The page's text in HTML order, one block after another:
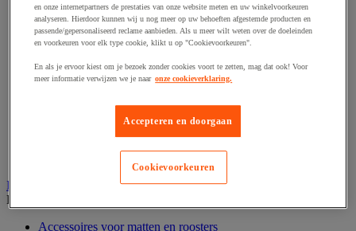
Doorschuifstelling en doorrolstelling
Draagarmstelling voor lange lasten
Entresol voor magazijn
Middelzware stelling
Stelling voor detail- en groothandel
Stellingen voor de automobielindustrie
Industriële mat, tegel en rooster
Bekijk de hele productgroep
Accessoires voor matten en roosters
en onze internetpartners de prestaties van onze website meten en uw winkelvoorkeuren
analyseren. Hierdoor kunnen wij u nog meer op uw behoeften afgestemde producten en
passende/gepersonaliseerd reclame aanbieden. Als u meer wilt weten over de doeleinden
en voorkeuren voor elk type cookie, klikt u op "Cookievoorkeuren".
En als je ervoor kiest om je bezoek zonder cookies voort te zetten, mag dat ook! Voor
meer informatie verwijzen we je naar onze cookieverklaring.
Accepteren en doorgaan
Cookievoorkeuren